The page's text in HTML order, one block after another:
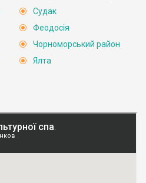
Судак
Феодосія
Чорноморський район
Ялта